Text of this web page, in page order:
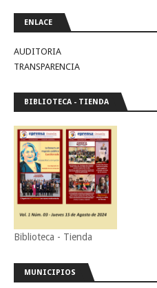
ENLACE
AUDITORIA
TRANSPARENCIA
BIBLIOTECA - TIENDA
Biblioteca - Tienda
MUNICIPIOS